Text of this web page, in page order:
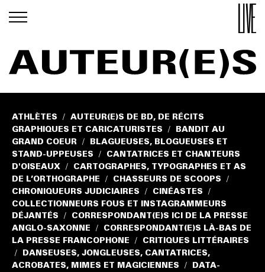
ATHLÈTES / AUTEUR(E)S DE BD, DE RÉCITS
GRAPHIQUES ET CARICATURISTES
/
BANDIT AU
GRAND COEUR
/
BLAGUEUSES, BLOGUEUSES ET
STAND-UPPEUSES
/
CANTATRICES ET CHANTEURS
D'OISEAUX /
CARTOGRAPHES, TYPOGRAPHES ET AS
DE L’ORTHOGRAPHE
/ CHASSEURS DE SCOOPS /
CHRONIQUEURS JUDICIAIRES / CINÉASTES /
COLLECTIONNEURS FOUS ET INSTAGRAMMEURS
DÉJANTÉS
/
CORRESPONDANT(E)S ICI DE LA PRESSE
ANGLO-SAXONNE
/
CORRESPONDANT(E)S LÀ-BAS DE
LA PRESSE FRANCOPHONE
/ CRITIQUES LITTÉRAIRES
/
DANSEUSES, JONGLEUSES, CANTATRICES,
ACROBATES, MIMES ET MAGICIENNES
/
DATA-